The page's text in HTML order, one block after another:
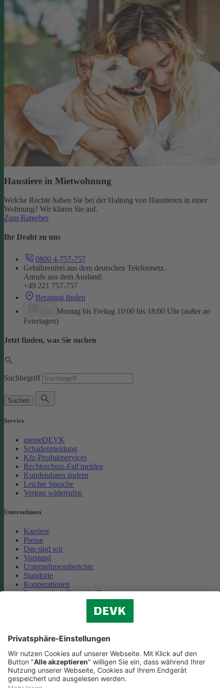
Haustiere in Mietwohnung
Welche Rechte haben Sie bei der Haltung von Haustieren in einer
Wohnung? Wir klären Sie auf.
Zum Ratgeber
Ihr Draht zu uns
0800 4-757-757
Gebührenfrei aus dem deutschen Telefonnetz.
Anrufe aus dem Ausland:
+49 221 757-757
Beratung finden
Montag bis Freitag 10:00 bis 18:00 Uhr (außer an
Feiertagen)
Jetzt finden, was Sie suchen
Suchbegriff
Suchen
Service
meineDEVK
Schadenmeldung
Kfz-Produktservices
Rechtsschutz-Fall melden
Kundendaten ändern
Leichte Sprache
Vertrag widerrufen
Unternehmen
Karriere
Presse
Das sind wir
Vorstand
Unternehmensberichte
Standorte
Kooperationen
Partnerschaft Deutsche Bahn
Cookie-Einstellungen
Datenschutz